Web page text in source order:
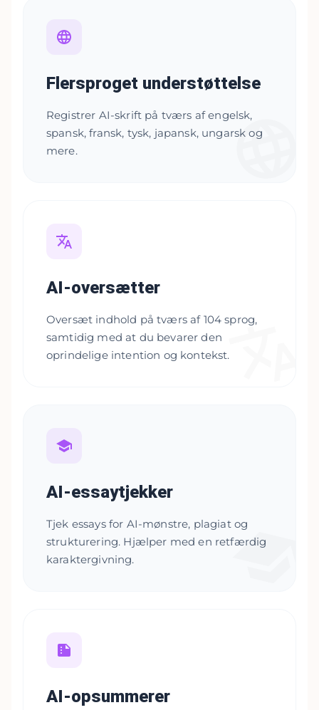
Flersproget understøttelse
Registrer AI-skrift på tværs af engelsk,
spansk, fransk, tysk, japansk, ungarsk og
mere.
AI-oversætter
Oversæt indhold på tværs af 104 sprog,
samtidig med at du bevarer den
oprindelige intention og kontekst.
AI-essaytjekker
Tjek essays for AI-mønstre, plagiat og
strukturering. Hjælper med en retfærdig
karaktergivning.
AI-opsummerer